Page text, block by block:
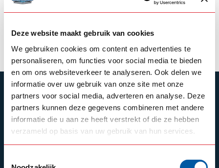
Deze website maakt gebruik van cookies
We gebruiken cookies om content en advertenties te
personaliseren, om functies voor social media te bieden
en om ons websiteverkeer te analyseren. Ook delen we
informatie over uw gebruik van onze site met onze
partners voor social media, adverteren en analyse. Deze
partners kunnen deze gegevens combineren met andere
informatie die u aan ze heeft verstrekt of die ze hebben
verzameld op basis van uw gebruik van hun services.
Lightsigns
21,00 Out of stock
SUBSCRIBE TO OUR NEWSLETTER
Stay up to date with our latest offers